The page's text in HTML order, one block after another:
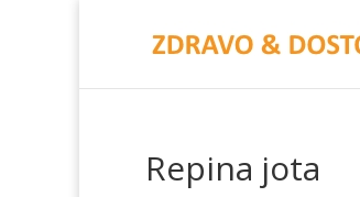
Repina jota